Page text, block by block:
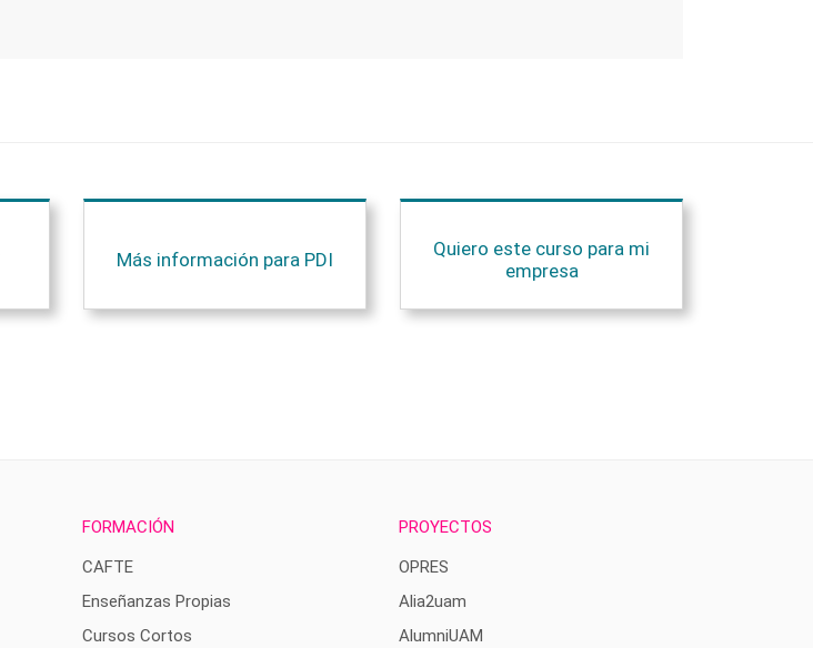
Más información para PDI
Quiero este curso para mi
empresa
FORMACIÓN
CAFTE
Enseñanzas Propias
Cursos Cortos
PROYECTOS
OPRES
Alia2uam
AlumniUAM